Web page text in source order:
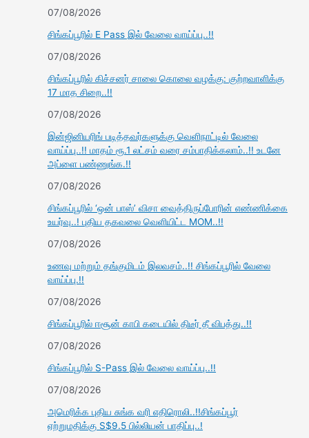
07/08/2026
சிங்கப்பூரில் E Pass இல் வேலை வாய்ப்பு..!!
07/08/2026
சிங்கப்பூரில் கிச்சனர் சாலை கொலை வழக்கு: குற்றவாளிக்கு
17 மாத சிறை..!!
07/08/2026
இன்ஜினியரிங் படித்தவர்களுக்கு வெளிநாட்டில் வேலை
வாய்ப்பு..!! மாதம் ரூ.1 லட்சம் வரை சம்பாதிக்கலாம்..!! உடனே
அப்ளை பண்ணுங்க.!!
07/08/2026
சிங்கப்பூரில் ‘ஒன் பாஸ்’ விசா வைத்திருப்போரின் எண்ணிக்கை
உயர்வு..! புதிய தகவலை வெளியிட்ட MOM..!!
07/08/2026
உணவு மற்றும் தங்குமிடம் இலவசம்..!! சிங்கப்பூரில் வேலை
வாய்ப்பு.!!
07/08/2026
சிங்கப்பூரில் ஈசூன் காபி கடையில் திடீர் தீ விபத்து..!!
07/08/2026
சிங்கப்பூரில் S-Pass இல் வேலை வாய்ப்பு..!!
07/08/2026
அமெரிக்க புதிய சுங்க வரி எதிரொலி..!!சிங்கப்பூர்
ஏற்றுமதிக்கு S$9.5 பில்லியன் பாதிப்பு..!